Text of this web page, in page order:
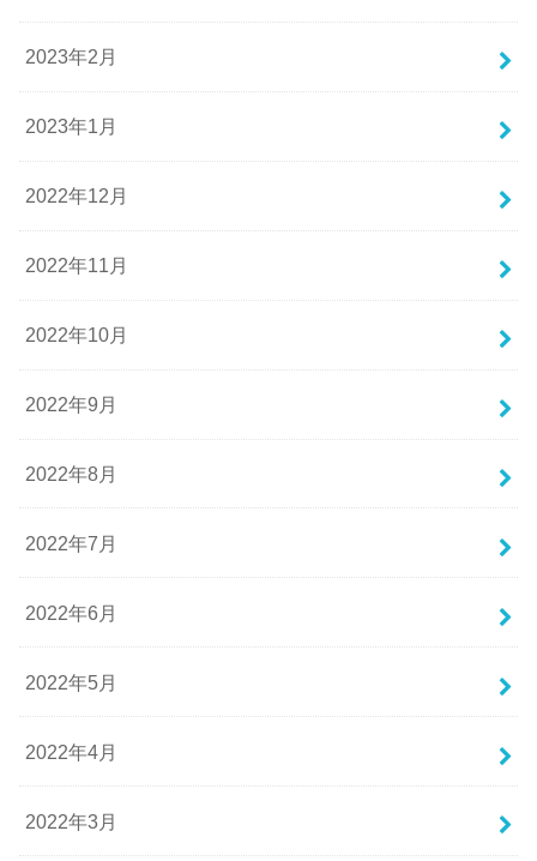
2023年2月
2023年1月
2022年12月
2022年11月
2022年10月
2022年9月
2022年8月
2022年7月
2022年6月
2022年5月
2022年4月
2022年3月